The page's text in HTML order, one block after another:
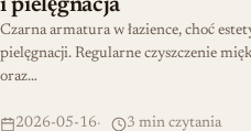
i pielęgnacja
Czarna armatura w łazience, choć
pielęgnacji. Regularne czyszczenie
oraz…
2026-05-16 3 min czytania